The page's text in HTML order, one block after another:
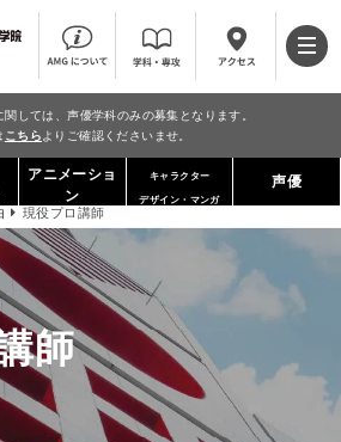
しては、声優学科のみの募集となります。
こちら よりご確認くださいませ。
アニメーショ
ン
キャラクター
デザイン・マンガ
声優
現役プロ講師
師